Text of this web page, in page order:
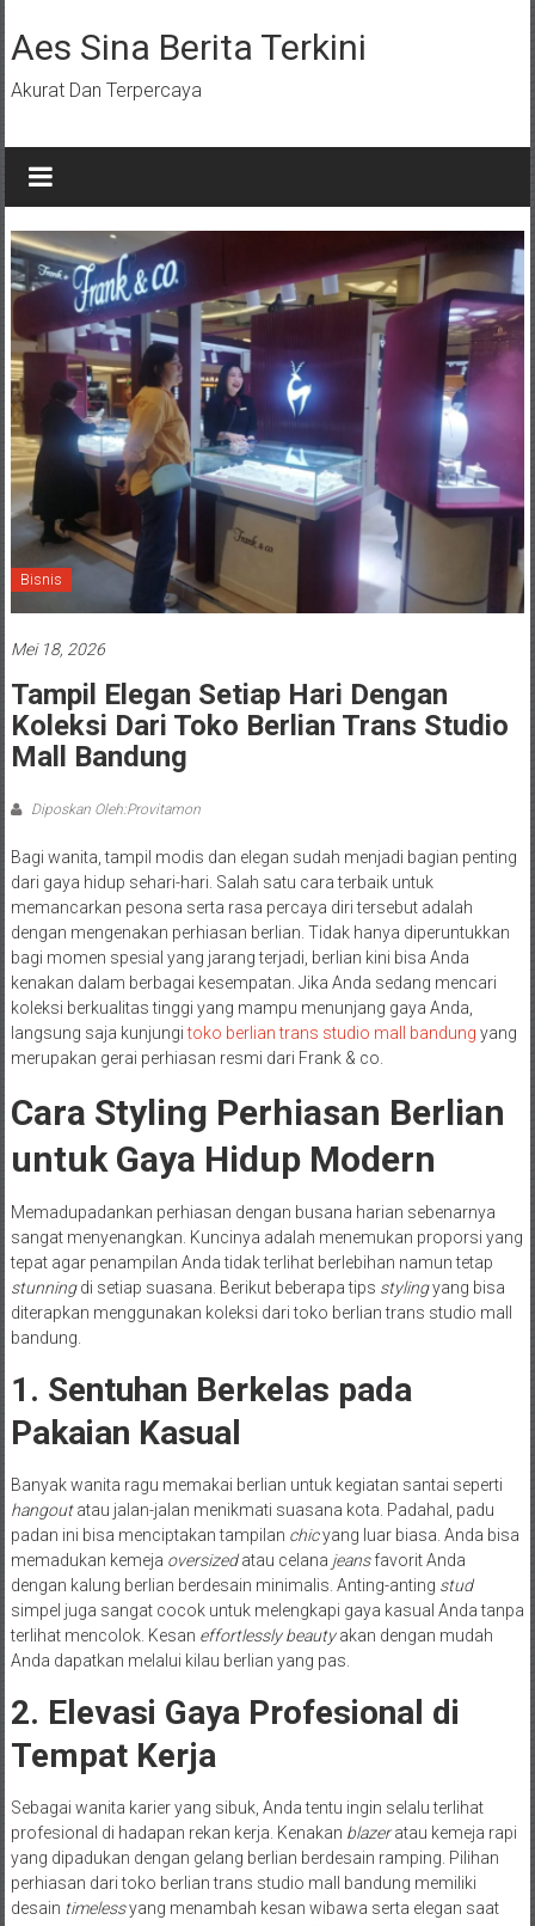
ke
konten
Aes Sina Berita Terkini
Akurat Dan Terpercaya
Bisnis
Mei 18, 2026
Tampil Elegan Setiap Hari Dengan
Koleksi Dari Toko Berlian Trans Studio
Mall Bandung
Diposkan Oleh:Provitamon
Bagi wanita, tampil modis dan elegan sudah menjadi bagian penting
dari gaya hidup sehari-hari. Salah satu cara terbaik untuk
memancarkan pesona serta rasa percaya diri tersebut adalah
dengan mengenakan perhiasan berlian. Tidak hanya diperuntukkan
bagi momen spesial yang jarang terjadi, berlian kini bisa Anda
kenakan dalam berbagai kesempatan. Jika Anda sedang mencari
koleksi berkualitas tinggi yang mampu menunjang gaya Anda,
langsung saja kunjungitoko berlian trans studio mall bandung yang
merupakan gerai perhiasan resmi dari Frank & co.
Cara Styling Perhiasan Berlian
untuk Gaya Hidup Modern
Memadupadankan perhiasan dengan busana harian sebenarnya
sangat menyenangkan. Kuncinya adalah menemukan proporsi yang
tepat agar penampilan Anda tidak terlihat berlebihan namun tetap
stunningdi setiap suasana. Berikut beberapa tips stylingyang bisa
diterapkan menggunakan koleksi dari toko berlian trans studio mall
bandung.
1. Sentuhan Berkelas pada
Pakaian Kasual
Banyak wanita ragu memakai berlian untuk kegiatan santai seperti
hangoutatau jalan-jalan menikmati suasana kota. Padahal, padu
padan ini bisa menciptakan tampilan chicyang luar biasa. Anda bisa
memadukan kemeja oversizedatau celana jeansfavorit Anda
dengan kalung berlian berdesain minimalis. Anting-anting stud
simpel juga sangat cocok untuk melengkapi gaya kasual Anda tanpa
terlihat mencolok. Kesan effortlessly beautyakan dengan mudah
Anda dapatkan melalui kilau berlian yang pas.
2. Elevasi Gaya Profesional di
Tempat Kerja
Sebagai wanita karier yang sibuk, Anda tentu ingin selalu terlihat
profesional di hadapan rekan kerja. Kenakan blazeratau kemeja rapi
yang dipadukan dengan gelang berlian berdesain ramping. Pilihan
perhiasan dari toko berlian trans studio mall bandung memiliki
desain timelessyang menambah kesan wibawa serta elegan saat